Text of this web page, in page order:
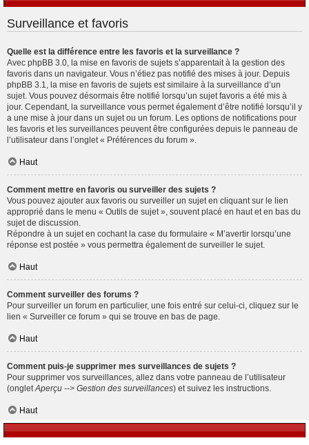
Surveillance et favoris
Quelle est la différence entre les favoris et la surveillance ?
Avec phpBB 3.0, la mise en favoris de sujets s’apparentait à la gestion des
favoris dans un navigateur. Vous n’étiez pas notifié des mises à jour. Depuis
phpBB 3.1, la mise en favoris de sujets est similaire à la surveillance d’un
sujet. Vous pouvez désormais être notifié lorsqu’un sujet favoris a été mis à
jour. Cependant, la surveillance vous permet également d’être notifié lorsqu’il y
a une mise à jour dans un sujet ou un forum. Les options de notifications pour
les favoris et les surveillances peuvent être configurées depuis le panneau de
l’utilisateur dans l’onglet « Préférences du forum ».
Haut
Comment mettre en favoris ou surveiller des sujets ?
Vous pouvez ajouter aux favoris ou surveiller un sujet en cliquant sur le lien
approprié dans le menu « Outils de sujet », souvent placé en haut et en bas du
sujet de discussion.
Répondre à un sujet en cochant la case du formulaire « M’avertir lorsqu’une
réponse est postée » vous permettra également de surveiller le sujet.
Haut
Comment surveiller des forums ?
Pour surveiller un forum en particulier, une fois entré sur celui-ci, cliquez sur le
lien « Surveiller ce forum » qui se trouve en bas de page.
Haut
Comment puis-je supprimer mes surveillances de sujets ?
Pour supprimer vos surveillances, allez dans votre panneau de l’utilisateur
(onglet Aperçu --> Gestion des surveillances) et suivez les instructions.
Haut